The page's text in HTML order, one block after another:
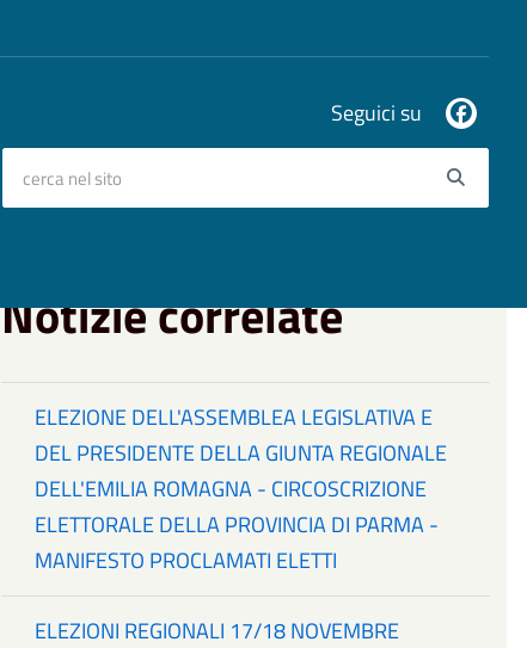
Seguici su
Notizie correlate
ELEZIONE DELL'ASSEMBLEA LEGISLATIVA E
DEL PRESIDENTE DELLA GIUNTA REGIONALE
DELL'EMILIA ROMAGNA - CIRCOSCRIZIONE
ELETTORALE DELLA PROVINCIA DI PARMA -
MANIFESTO PROCLAMATI ELETTI
ELEZIONI REGIONALI 17/18 NOVEMBRE